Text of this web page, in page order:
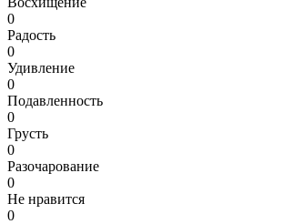
0
Радость
0
Удивление
0
Подавленность
0
Грусть
0
Разочарование
0
Не нравится
0